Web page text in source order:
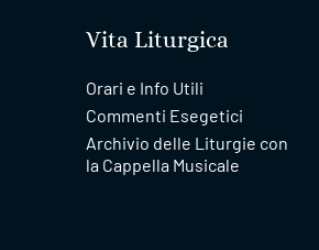
Vita Liturgica
Orari e Info Utili
Commenti Esegetici
Archivio delle Liturgie con
la Cappella Musicale